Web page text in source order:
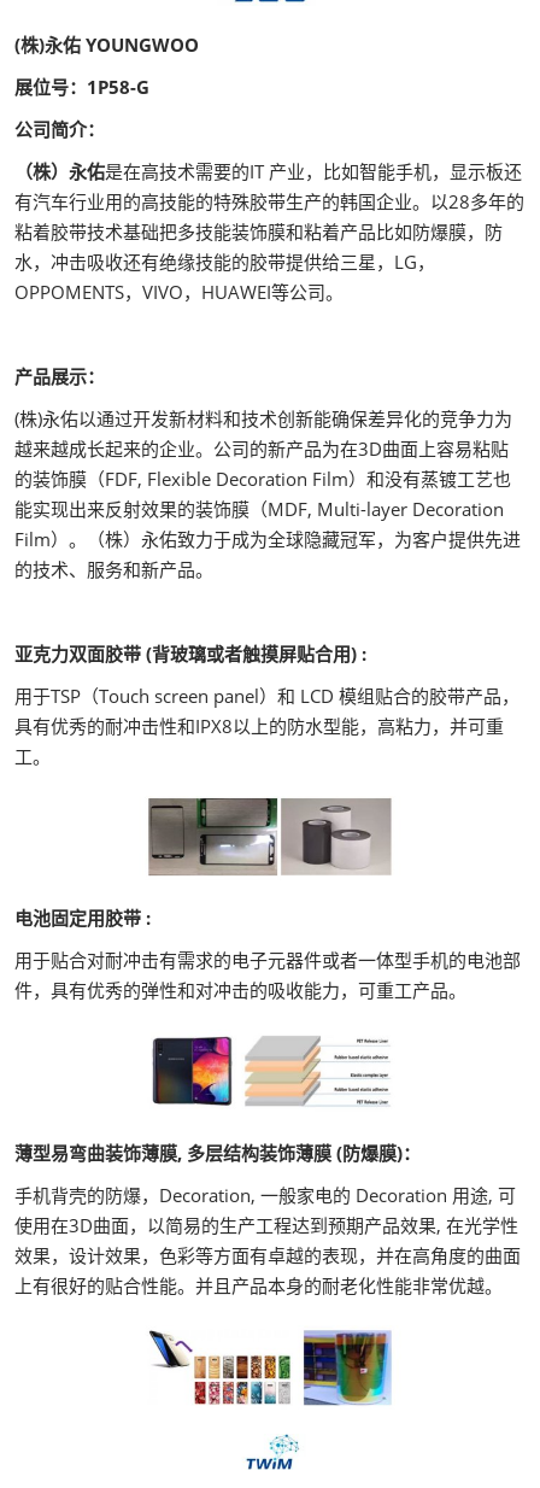
(株)永佑 YOUNGWOO
展位号：1P58-G
公司简介：
（株）永佑是在高技术需要的IT 产业，比如智能手机，显示板还
有汽车行业用的高技能的特殊胶带生产的韩国企业。以28多年的
粘着胶带技术基础把多技能装饰膜和粘着产品比如防爆膜，防
水，冲击吸收还有绝缘技能的胶带提供给三星，LG，
OPPOMENTS，VIVO，HUAWEI等公司。
产品展示：
(株)永佑以通过开发新材料和技术创新能确保差异化的竞争力为
越来越成长起来的企业。公司的新产品为在3D曲面上容易粘贴
的装饰膜（FDF, Flexible Decoration Film）和没有蒸镀工艺也
能实现出来反射效果的装饰膜（MDF, Multi-layer Decoration
Film）。（株）永佑致力于成为全球隐藏冠军，为客户提供先进
的技术、服务和新产品。
亚克力双面胶带 (背玻璃或者触摸屏贴合用) :
用于TSP（Touch screen panel）和 LCD 模组贴合的胶带产品，
具有优秀的耐冲击性和IPX8以上的防水型能，高粘力，并可重
工。
电池固定用胶带 :
用于贴合对耐冲击有需求的电子元器件或者一体型手机的电池部
件，具有优秀的弹性和对冲击的吸收能力，可重工产品。
薄型易弯曲装饰薄膜, 多层结构装饰薄膜 (防爆膜)：
手机背壳的防爆，Decoration, 一般家电的 Decoration 用途, 可
使用在3D曲面，以简易的生产工程达到预期产品效果, 在光学性
效果，设计效果，色彩等方面有卓越的表现，并在高角度的曲面
上有很好的贴合性能。并且产品本身的耐老化性能非常优越。